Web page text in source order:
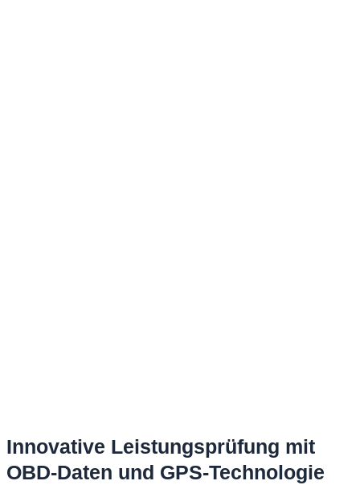
Innovative Leistungsprüfung mit
OBD-Daten und GPS-Technologie